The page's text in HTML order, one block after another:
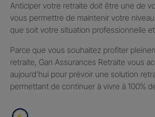
Anticiper votre retraite doit être une de
vous permettre de maintenir votre
que soit votre situation professionnelle
Parce que vous souhaitez profiter
retraite, Gan Assurances Retraite vous
aujourd’hui pour prévoir une solution
permettant de continuer à vivre à 100%